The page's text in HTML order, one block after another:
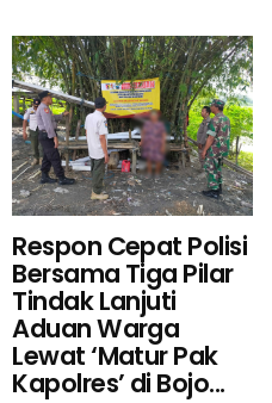
Respon Cepat Polisi
Bersama Tiga Pilar
Tindak Lanjuti
Aduan Warga
Lewat ‘Matur Pak
Kapolres’ di Bojo...